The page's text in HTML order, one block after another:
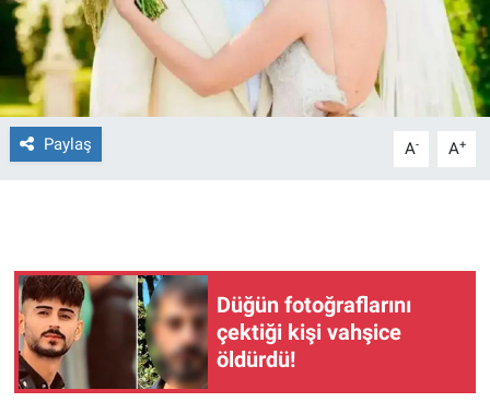
Paylaş A- A+
Düğün fotoğraflarını
çektiği kişi vahşice
öldürdü!
Forum
Gerçeğin İzinde
Gün Başlıyor
Gündem Özel
Günün görüntüsü